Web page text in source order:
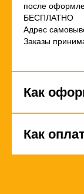
после
БЕСПЛАТНО
Адрес
Заказы
Как
Как